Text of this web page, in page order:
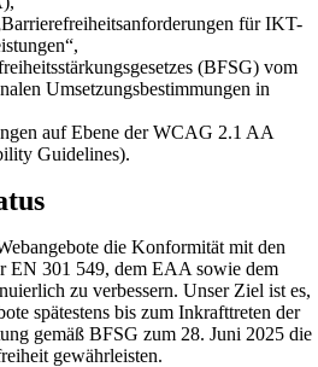
für IKT-
(BFSG) vom
Umsetzungsbestimmungen in
auf Ebene der WCAG 2.1 AA
Guidelines).
die Konformität mit den
301 549, dem EAA sowie dem
zu verbessern. Unser Ziel ist es,
spätestens bis zum Inkrafttreten der
gemäß BFSG zum 28. Juni 2025 die
gewährleisten.